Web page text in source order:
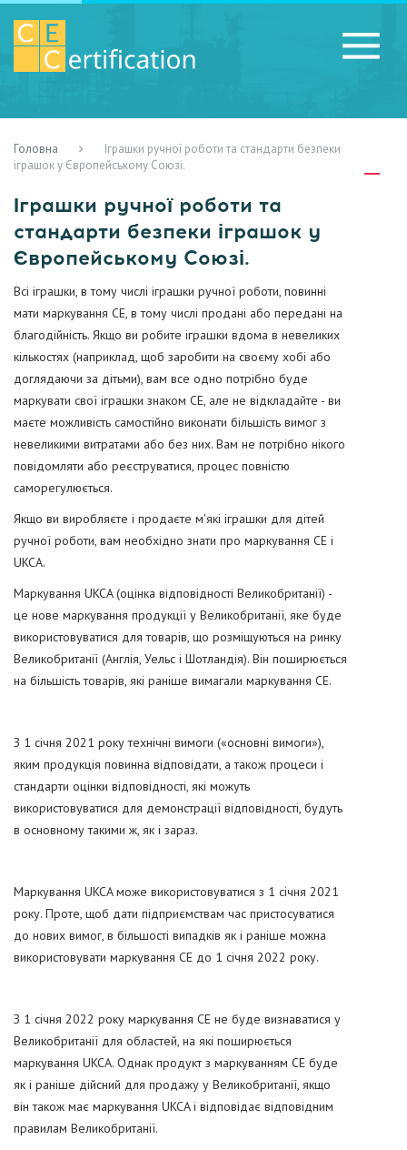
Головна
Іграшки ручної роботи та стандарти безпеки
іграшок у Європейському Союзі.
Іграшки ручної роботи та
стандарти безпеки іграшок у
Європейському Союзі.
Всі іграшки, в тому числі іграшки ручної роботи, повинні
мати маркування CE, в тому числі продані або передані на
благодійність. Якщо ви робите іграшки вдома в невеликих
кількостях (наприклад, щоб заробити на своєму хобі або
доглядаючи за дітьми), вам все одно потрібно буде
маркувати свої іграшки знаком CE, але не відкладайте - ви
маєте можливість самостійно виконати більшість вимог з
невеликими витратами або без них. Вам не потрібно нікого
повідомляти або реєструватися, процес повністю
саморегулюється.
Якщо ви виробляєте і продаєте м'які іграшки для дітей
ручної роботи, вам необхідно знати про маркування CE і
UKCA.
Маркування UKCA (оцінка відповідності Великобританії) -
це нове маркування продукції у Великобританії, яке буде
використовуватися для товарів, що розміщуються на ринку
Великобританії (Англія, Уельс і Шотландія). Він поширюється
на більшість товарів, які раніше вимагали маркування CE.
З 1 січня 2021 року технічні вимоги («основні вимоги»),
яким продукція повинна відповідати, а також процеси і
стандарти оцінки відповідності, які можуть
використовуватися для демонстрації відповідності, будуть
в основному такими ж, як і зараз.
Маркування UKCA може використовуватися з 1 січня 2021
року. Проте, щоб дати підприємствам час пристосуватися
до нових вимог, в більшості випадків як і раніше можна
використовувати маркування CE до 1 січня 2022 року.
З 1 січня 2022 року маркування CE не буде визнаватися у
Великобританії для областей, на які поширюється
маркування UKCA. Однак продукт з маркуванням CE буде
як і раніше дійсний для продажу у Великобританії, якщо
він також має маркування UKCA і відповідає відповідним
правилам Великобританії.